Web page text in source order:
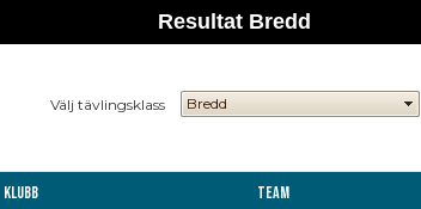
Resultat Bredd
Välj tävlingsklass
Klubb Team